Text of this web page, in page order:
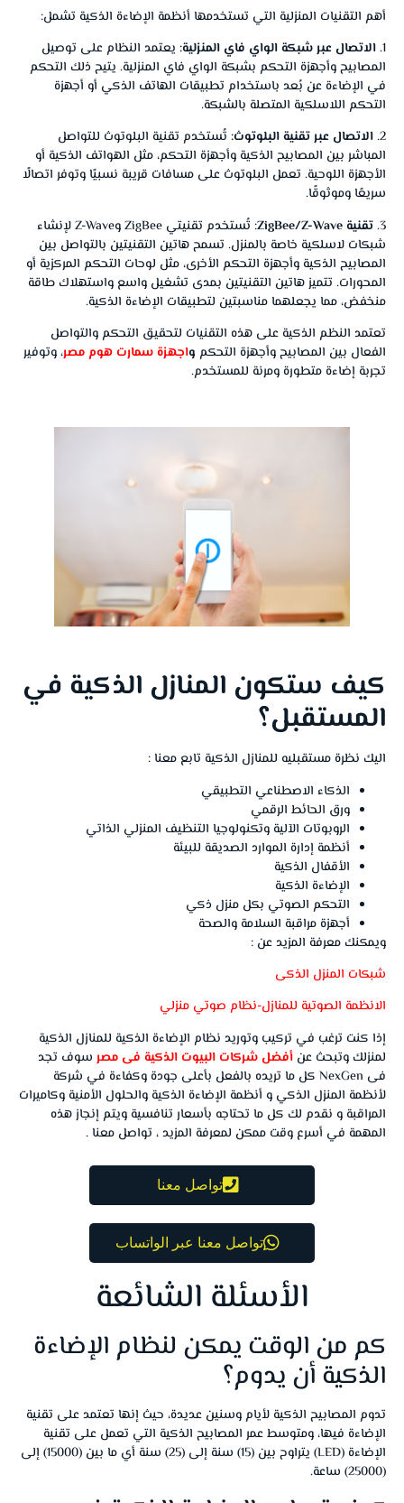
أهم التقنيات المنزلية التي تستخدمها أنظمة الإضاءة الذكية تشمل:
1. الاتصال عبر شبكة الواي فاي المنزلية: يعتمد النظام على توصيل
المصابيح وأجهزة التحكم بشبكة الواي فاي المنزلية. يتيح ذلك التحكم
في الإضاءة عن بُعد باستخدام تطبيقات الهاتف الذكي أو أجهزة
التحكم اللاسلكية المتصلة بالشبكة.
2. الاتصال عبر تقنية البلوتوث: تُستخدم تقنية البلوتوث للتواصل
المباشر بين المصابيح الذكية وأجهزة التحكم، مثل الهواتف الذكية أو
الأجهزة اللوحية. تعمل البلوتوث على مسافات قريبة نسبيًا وتوفر اتصالًا
سريعًا وموثوقًا.
3. تقنية ZigBee/Z-Wave
: تُستخدم تقنيتي ZigBee وZ-Wave لإنشاء
شبكات لاسلكية خاصة بالمنزل. تسمح هاتين التقنيتين بالتواصل بين
المصابيح الذكية وأجهزة التحكم الأخرى، مثل لوحات التحكم المركزية أو
المحورات. تتميز هاتين التقنيتين بمدى تشغيل واسع واستهلاك طاقة
منخفض، مما يجعلهما مناسبتين لتطبيقات الإضاءة الذكية.
تعتمد النظم الذكية على هذه التقنيات لتحقيق التحكم والتواصل
الفعال بين المصابيح وأجهزة التحكم واجهزة سمارت هوم مصر، وتوفير
تجربة إضاءة متطورة ومرنة للمستخدم.
كيف ستكون المنازل الذكية في
المستقبل؟
اليك نظرة مستقبليه للمنازل الذكية تابع معنا :
الذكاء الاصطناعي التطبيقي
ورق الحائط الرقمي
الروبوتات الآلية وتكنولوجيا التنظيف المنزلي الذاتي
أنظمة إدارة الموارد الصديقة للبيئة
الأقفال الذكية
الإضاءة الذكية
التحكم الصوتي بكل منزل ذكي
أجهزة مراقبة السلامة والصحة
ويمكنك معرفة المزيد عن :
شبكات المنزل الذكى
الانظمة الصوتية للمنازل-نظام صوتي منزلي
إذا كنت ترغب في تركيب وتوريد نظام الإضاءة الذكية للمنازل الذكية
لمنزلك وتبحث عن أفضل شركات البيوت الذكية فى مصر سوف تجد
فى NexGen كل ما تريده بالفعل بأعلى جودة وكفاءة في شركة
لأنظمة المنزل الذكي و أنظمة الإضاءة الذكية والحلول الأمنية وكاميرات
المراقبة و نقدم لك كل ما تحتاجه بأسعار تنافسية ويتم إنجاز هذه
المهمة في أسرع وقت ممكن لمعرفة المزيد ، تواصل معنا .
تواصل معنا
تواصل معنا عبر الواتساب
الأسئلة الشائعة
كم من الوقت يمكن لنظام الإضاءة
الذكية أن يدوم؟
تدوم المصابيح الذكية لأيام وسنين عديدة، حيث إنها تعتمد على تقنية
الإضاءة فيها، ومتوسط عمر المصابيح الذكية التي تعمل على تقنية
الإضاءة (LED) يتراوح بين (15) سنة إلى (25) سنة أي ما بين (15000) إلى
(25000) ساعة.